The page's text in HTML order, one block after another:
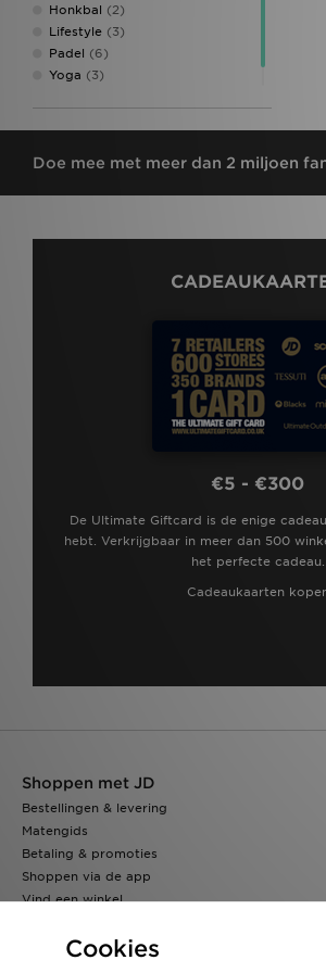
Honkbal (2)
Lifestyle (3)
Padel (6)
Yoga (3)
Doe mee met meer dan 2 miljoen
€5 - €300
De Ultimate Giftcard is de enige
hebt. Verkrijgbaar in meer dan 500
het perfecte cadeau.
Cadeaukaarten
Shoppen met JD
Bestellingen & levering
Matengids
Betaling & promoties
Shoppen via de app
Vind een winkel
Cookies